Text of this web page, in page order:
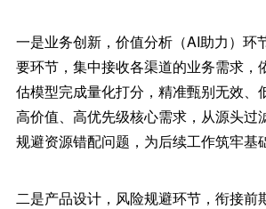
一是业务创新，价值分析（AI助力）环
要环节，集中接收各渠道的业务需求，
估模型完成量化打分，精准甄别无效、
高价值、高优先级核心需求，从源头过
规避资源错配问题，为后续工作筑牢基
二是产品设计，风险规避环节，衔接前